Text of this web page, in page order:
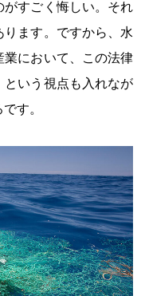
すごく悔しい。それ
ます。ですから、水
業において、この法律
という視点も入れなが
す。